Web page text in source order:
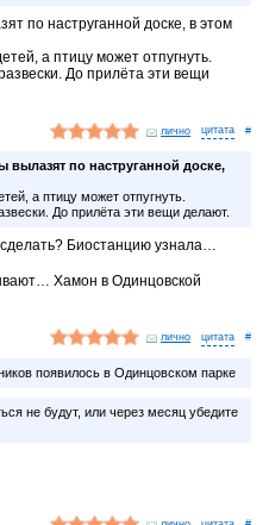
по наструганной доске, в этом
а птицу может отпугнуть.
До прилёта эти вещи
лично #
вылазят по наструганной доске,
а птицу может отпугнуть.
До прилёта эти вещи делают.
сделать? Биостанцию узнала…
Хамон в Одинцовской
лично #
появилось в Одинцовском парке
не будут, или через месяц убедите